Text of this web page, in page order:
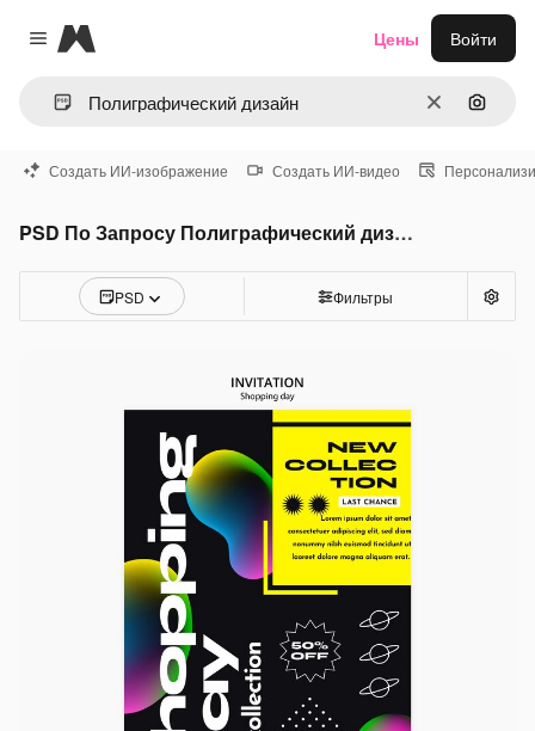
Close menu
Magnific
ОчиститьПоиск
Цены Войти
Создать ИИ-изображение Создать ИИ-видео
PSD По Запросу Полиграфический дизайн
PSD Фильтры